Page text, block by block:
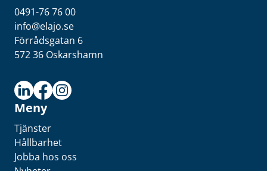
0491-76 76 00
info@elajo.se
Förrådsgatan 6
572 36 Oskarshamn
Meny
Tjänster
Hållbarhet
Jobba hos oss